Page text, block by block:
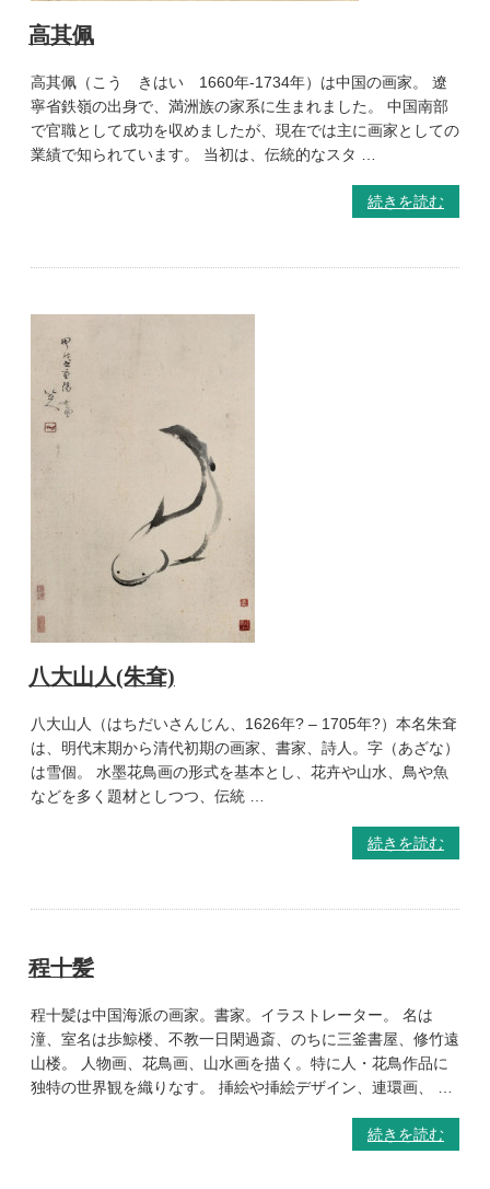
高其佩
高其佩（こう きはい 1660年-1734年）は中国の画家。 遼
寧省鉄嶺の出身で、満洲族の家系に生まれました。 中国南部
で官職として成功を収めましたが、現在では主に画家としての
業績で知られています。 当初は、伝統的なスタ …
続きを読む
八大山人(朱耷)
八大山人（はちだいさんじん、1626年? – 1705年?）本名朱耷
は、明代末期から清代初期の画家、書家、詩人。字（あざな）
は雪個。 水墨花鳥画の形式を基本とし、花卉や山水、鳥や魚
などを多く題材としつつ、伝統 …
続きを読む
程十髪
程十髪は中国海派の画家。書家。イラストレーター。 名は
潼、室名は歩鯨楼、不教一日閑過斎、のちに三釜書屋、修竹遠
山楼。 人物画、花鳥画、山水画を描く。特に人・花鳥作品に
独特の世界観を織りなす。 挿絵や挿絵デザイン、連環画、 …
続きを読む